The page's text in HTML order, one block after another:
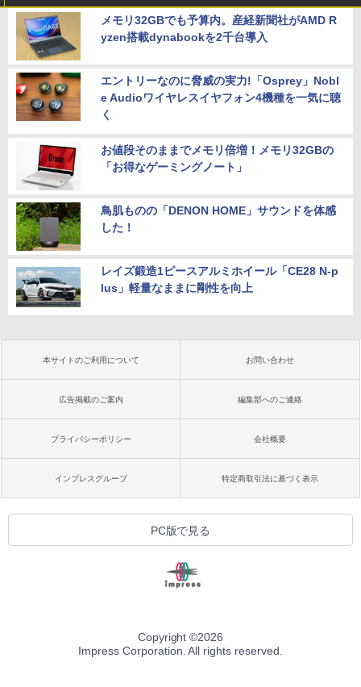
メモリ32GBでも予算内。産経新聞社がAMD R
yzen搭載dynabookを2千台導入
エントリーなのに脅威の実力!「Osprey」Nobl
e Audioワイヤレスイヤフォン4機種を一気に聴
く
お値段そのままでメモリ倍増！メモリ32GBの
「お得なゲーミングノート」
鳥肌ものの「DENON HOME」サウンドを体感
した！
レイズ鍛造1ピースアルミホイール「CE28 N-p
lus」軽量なままに剛性を向上
本サイトのご利用について お問い合わせ
広告掲載のご案内 編集部へのご連絡
プライバシーポリシー 会社概要
インプレスグループ 特定商取引法に基づく表示
PC版で見る
Copyright ©2026
Impress Corporation. All rights reserved.